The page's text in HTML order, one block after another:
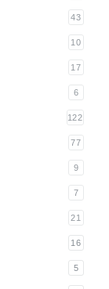
43
10
17
6
122
77
9
7
21
16
5